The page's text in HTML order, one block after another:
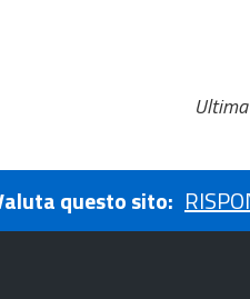
questo sito: